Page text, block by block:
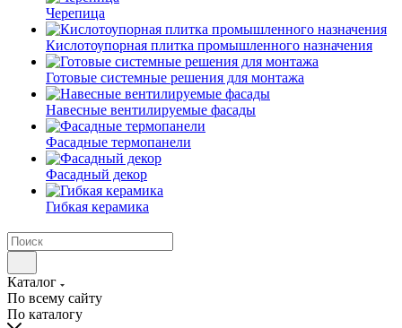
Черепица
Кислотоупорная плитка промышленного назначения
Готовые системные решения для монтажа
Навесные вентилируемые фасады
Фасадные термопанели
Фасадный декор
Гибкая керамика
Каталог
По всему сайту
По каталогу